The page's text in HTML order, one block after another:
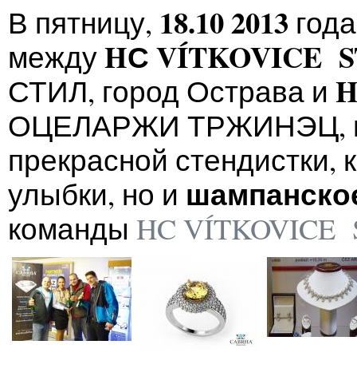
В пятницу, 18.10 2013
междуHС VÍTKOVICE
СТИЛ, город Острава и
ОЦЕЛАРЖИ ТРЖИНЭЦ,
прекрасной стендистки,
улыбки, но и
команды HC VÍTKOVICE